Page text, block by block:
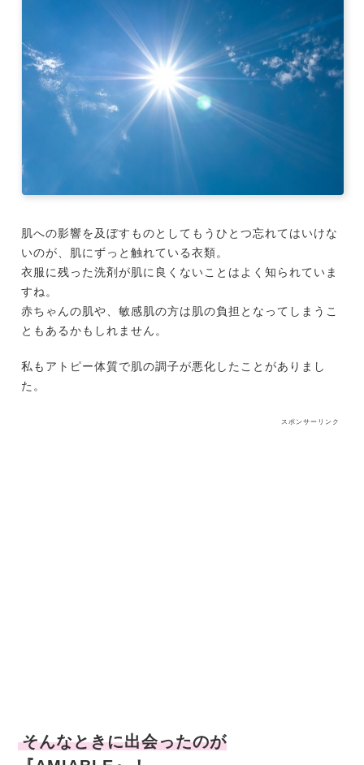
肌への影響を及ぼすものとしてもうひとつ忘れてはいけな
いのが、肌にずっと触れている衣類。
衣服に残った洗剤が肌に良くないことはよく知られていま
すね。
赤ちゃんの肌や、敏感肌の方は肌の負担となってしまうこ
ともあるかもしれません。
私もアトピー体質で肌の調子が悪化したことがありまし
た。
スポンサーリンク
そんなときに出会ったのが